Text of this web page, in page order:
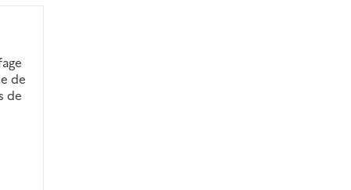
de
de